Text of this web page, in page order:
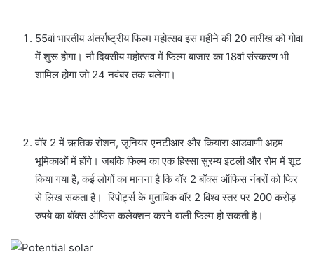
55वां भारतीय अंतर्राष्ट्रीय फिल्म महोत्सव इस महीने की 20 तारीख को गोवा
में शुरू होगा। नौ दिवसीय महोत्सव में फिल्म बाजार का 18वां संस्करण भी
शामिल होगा जो 24 नवंबर तक चलेगा।
वॉर 2 में ऋतिक रोशन, जूनियर एनटीआर और कियारा आडवाणी अहम
भूमिकाओं में होंगे। जबकि फिल्म का एक हिस्सा सुरम्य इटली और रोम में शूट
किया गया है, कई लोगों का मानना ​​है कि वॉर 2 बॉक्स ऑफिस नंबरों को फिर
से लिख सकता है। रिपोर्ट्स के मुताबिक वॉर 2 विश्व स्तर पर 200 करोड़
रुपये का बॉक्स ऑफिस कलेक्शन करने वाली फिल्म हो सकती है।